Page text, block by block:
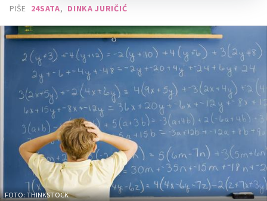
PIŠE 24SATA, DINKA JURIČIĆ
FOTO: THINKSTOCK